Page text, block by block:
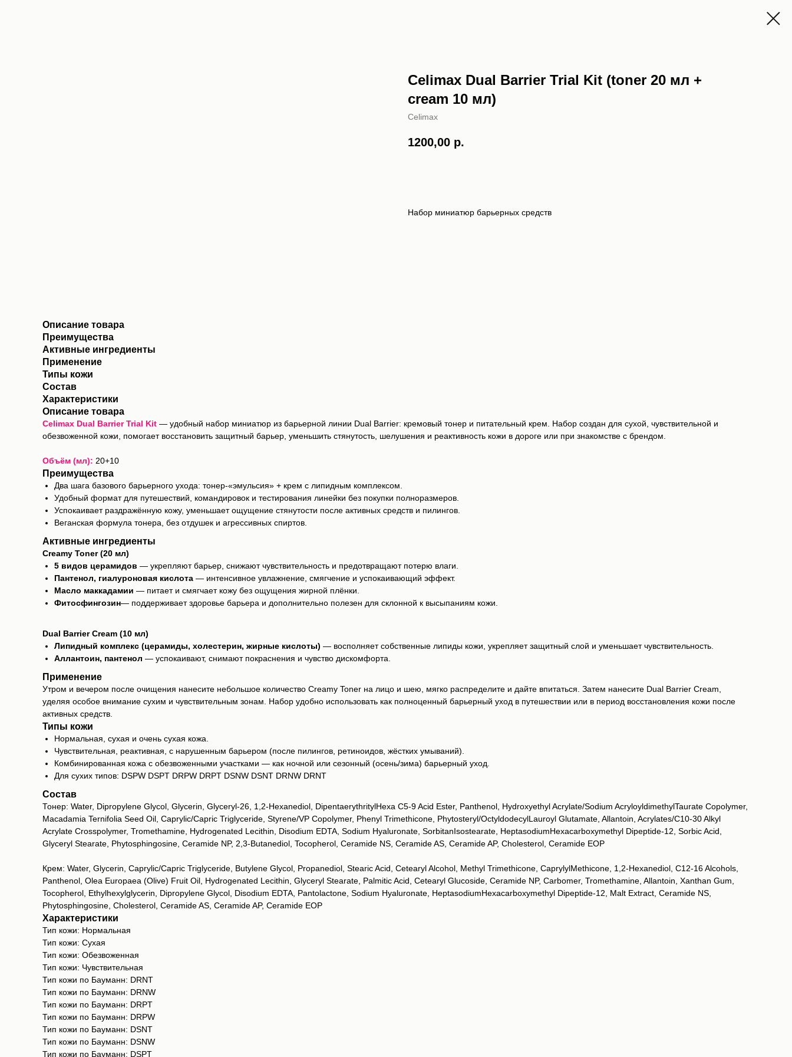
Celimax Dual Barrier Trial Kit (toner 20 мл +
cream 10 мл)
Celimax
1200,00 р.
Набор миниатюр барьерных средств
Описание товара
Преимущества
Активные ингредиенты
Применение
Типы кожи
Состав
Характеристики
Описание товара
Celimax Dual Barrier Trial Kit — удобный набор миниатюр из барьерной линии Dual Barrier: кремовый тонер и питательный крем. Набор создан для сухой, чувствительной и
обезвоженной кожи, помогает восстановить защитный барьер, уменьшить стянутость, шелушения и реактивность кожи в дороге или при знакомстве с брендом.
Объём (мл): 20+10
Преимущества
Два шага базового барьерного ухода: тонер-«эмульсия» + крем с липидным комплексом.
Удобный формат для путешествий, командировок и тестирования линейки без покупки полноразмеров.
Успокаивает раздражённую кожу, уменьшает ощущение стянутости после активных средств и пилингов.
Веганская формула тонера, без отдушек и агрессивных спиртов.
Активные ингредиенты
Creamy Toner (20 мл)
5 видов церамидов — укрепляют барьер, снижают чувствительность и предотвращают потерю влаги.
Пантенол, гиалуроновая кислота — интенсивное увлажнение, смягчение и успокаивающий эффект.
Масло маккадамии — питает и смягчает кожу без ощущения жирной плёнки.
Фитосфингозин— поддерживает здоровье барьера и дополнительно полезен для склонной к высыпаниям кожи.
Dual Barrier Cream (10 мл)
Липидный комплекс (церамиды, холестерин, жирные кислоты) — восполняет собственные липиды кожи, укрепляет защитный слой и уменьшает чувствительность.
Аллантоин, пантенол — успокаивают, снимают покраснения и чувство дискомфорта.
Применение
Утром и вечером после очищения нанесите небольшое количество Creamy Toner на лицо и шею, мягко распределите и дайте впитаться. Затем нанесите Dual Barrier Cream,
уделяя особое внимание сухим и чувствительным зонам. Набор удобно использовать как полноценный барьерный уход в путешествии или в период восстановления кожи после
активных средств.
Типы кожи
Нормальная, сухая и очень сухая кожа.
Чувствительная, реактивная, с нарушенным барьером (после пилингов, ретиноидов, жёстких умываний).
Комбинированная кожа с обезвоженными участками — как ночной или сезонный (осень/зима) барьерный уход.
Для сухих типов: DSPW DSPT DRPW DRPT DSNW DSNT DRNW DRNT
Состав
Тонер: Water, Dipropylene Glycol, Glycerin, Glyceryl-26, 1,2-Hexanediol, DipentaerythritylHexa C5-9 Acid Ester, Panthenol, Hydroxyethyl Acrylate/Sodium AcryloyldimethylTaurate Copolymer,
Macadamia Ternifolia Seed Oil, Caprylic/Capric Triglyceride, Styrene/VP Copolymer, Phenyl Trimethicone, Phytosteryl/OctyldodecylLauroyl Glutamate, Allantoin, Acrylates/C10-30 Alkyl
Acrylate Crosspolymer, Tromethamine, Hydrogenated Lecithin, Disodium EDTA, Sodium Hyaluronate, SorbitanIsostearate, HeptasodiumHexacarboxymethyl Dipeptide-12, Sorbic Acid,
Glyceryl Stearate, Phytosphingosine, Ceramide NP, 2,3-Butanediol, Tocopherol, Ceramide NS, Ceramide AS, Ceramide AP, Cholesterol, Ceramide EOP
Крем: Water, Glycerin, Caprylic/Capric Triglyceride, Butylene Glycol, Propanediol, Stearic Acid, Cetearyl Alcohol, Methyl Trimethicone, CaprylylMethicone, 1,2-Hexanediol, C12-16 Alcohols,
Panthenol, Olea Europaea (Olive) Fruit Oil, Hydrogenated Lecithin, Glyceryl Stearate, Palmitic Acid, Cetearyl Glucoside, Ceramide NP, Carbomer, Tromethamine, Allantoin, Xanthan Gum,
Tocopherol, Ethylhexylglycerin, Dipropylene Glycol, Disodium EDTA, Pantolactone, Sodium Hyaluronate, HeptasodiumHexacarboxymethyl Dipeptide-12, Malt Extract, Ceramide NS,
Phytosphingosine, Cholesterol, Ceramide AS, Ceramide AP, Ceramide EOP
Характеристики
Тип кожи: Нормальная
Тип кожи: Сухая
Тип кожи: Обезвоженная
Тип кожи: Чувствительная
Тип кожи по Бауманн: DRNT
Тип кожи по Бауманн: DRNW
Тип кожи по Бауманн: DRPT
Тип кожи по Бауманн: DRPW
Тип кожи по Бауманн: DSNT
Тип кожи по Бауманн: DSNW
Тип кожи по Бауманн: DSPT